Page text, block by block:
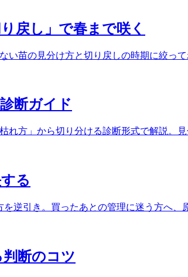
戻し」で春まで咲く
苗の見分け方と切り戻しの時期に絞って
断ガイド
方」から切り分ける診断形式で解説。見
る
逆引き。買ったあとの管理に迷う方へ、
断のコツ